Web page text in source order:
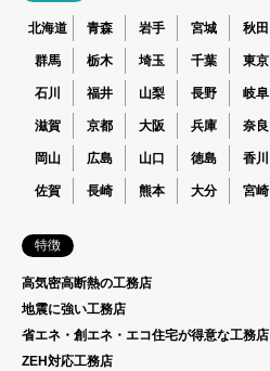
北海道 青森 岩手 宮城 秋田
群馬 栃木 埼玉 千葉 東京
石川 福井 山梨 長野 岐阜
滋賀 京都 大阪 兵庫 奈良
岡山 広島 山口 徳島 香川
佐賀 長崎 熊本 大分 宮崎
特徴
高気密高断熱の工務店
地震に強い工務店
省エネ・創エネ・エコ住宅が得意な工務店
ZEH対応工務店